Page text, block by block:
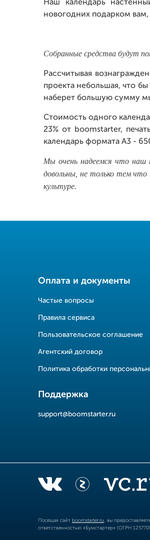
Наш календарь
новогодних подарком
Собранные средства будут
Рассчитывая
проекта небольшая, что
наберет большую сумму
Стоимость одного
23% от boomstarter,
календарь формата А3 -
Мы очень надеемся что наш
довольны, не только тем
культуре.
Оплата и документы
Частые вопросы
Правила сервиса
Пользовательское соглашение
Агентский договор
Политика обработки
Поддержка
support@boomstarter.ru
Посещая сайт boomstarter.ru , вы
ответственностью «Бумстартер» (ОГРН